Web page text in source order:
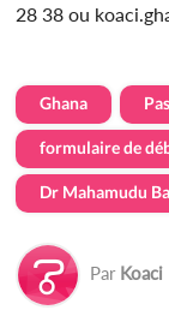
28 38 ou
Ghana
formulaire de
Dr Mahamudu
Par Koaci